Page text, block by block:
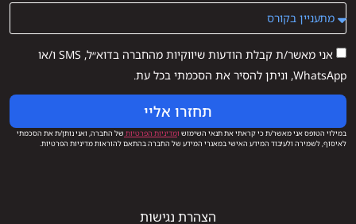
אני מאשר/ת קבלת הודעות שיווקיות מהחברה בדוא״ל, SMS ו/או
WhatsApp, וניתן להסיר את הסכמתי בכל עת.
תחזרו אליי
במילוי הטופס אני מאשר/ת כי קראתי את תנאי השימוש ומדיניות הפרטיות של החברה, ואני נותן/ת את הסכמתי
לאיסוף, לשמירה ולעיבוד המידע האישי במאגרי המידע של החברה בהתאם להוראות מדיניות הפרטיות.
הצהרת נגישות